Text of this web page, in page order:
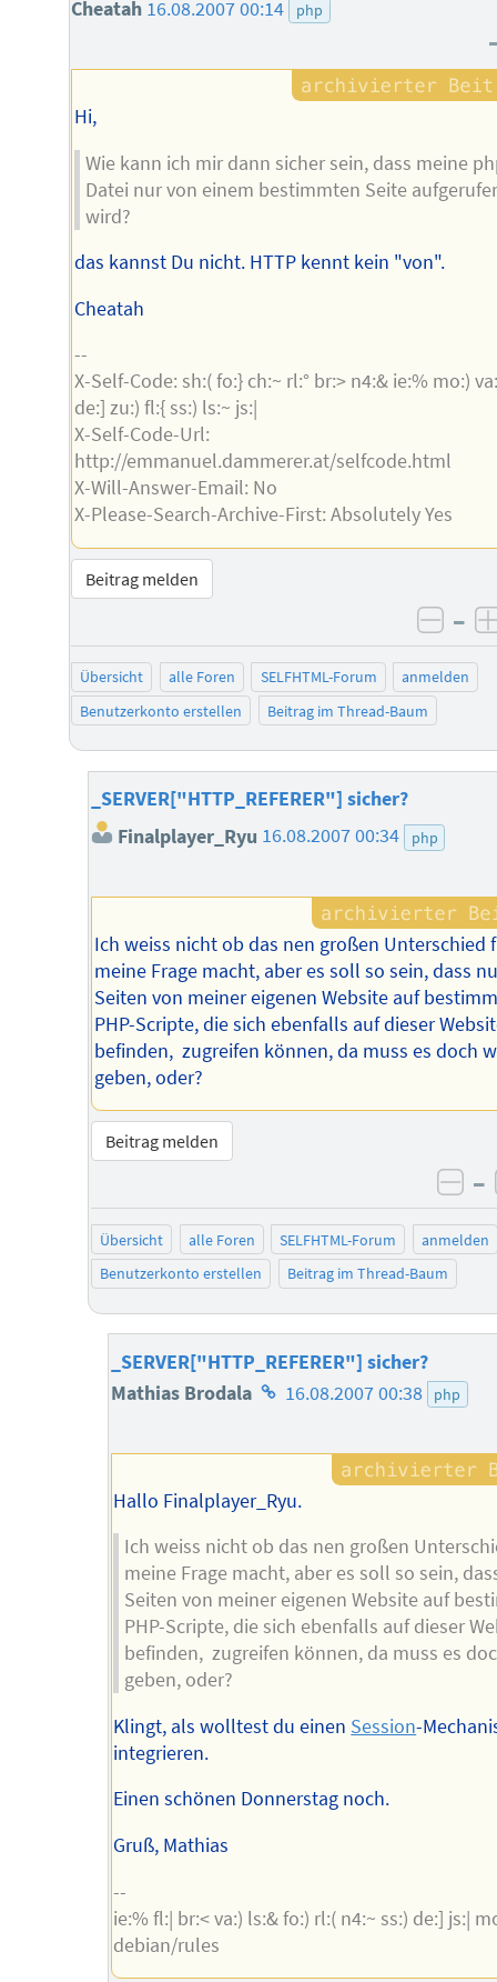
Cheatah 16.08.2007 00:14 php
Hi,
Wie kann ich mir dann sicher sein, dass meine
Datei nur von einem bestimmten Seite
wird?
das kannst Du nicht. HTTP kennt kein "von".
Cheatah
--
X-Self-Code: sh:( fo:} ch:~ rl:° br:> n4:& ie:% mo:)
de:] zu:) fl:{ ss:) ls:~ js:|
X-Self-Code-Url:
http://emmanuel.dammerer.at/selfcode.html
X-Will-Answer-Email: No
X-Please-Search-Archive-First: Absolutely Yes
Beitrag melden
–
Übersicht alle Foren SELFHTML-Forum
anmelden
Benutzerkonto erstellen
Beitrag im Thread-Baum
_SERVER["HTTP_REFERER"] sicher?
Finalplayer_Ryu 16.08.2007 00:34 php
Ich weiss nicht ob das nen großen Unterschied
meine Frage macht, aber es soll so sein, dass
Seiten von meiner eigenen Website auf
PHP-Scripte, die sich ebenfalls auf dieser
befinden, zugreifen können, da muss es doch
geben, oder?
Beitrag melden
–
Übersicht alle Foren SELFHTML-Forum
anmelden
Benutzerkonto erstellen
Beitrag im Thread-Baum
_SERVER["HTTP_REFERER"] sicher?
Mathias Brodala Homepage
Autors
16.08.2007 00:38 php
Hallo Finalplayer_Ryu.
Ich weiss nicht ob das nen großen
meine Frage macht, aber es soll so sein,
Seiten von meiner eigenen Website auf
PHP-Scripte, die sich ebenfalls auf dieser
befinden, zugreifen können, da muss es
geben, oder?
Klingt, als wolltest du einen Session-
integrieren.
Einen schönen Donnerstag noch.
Gruß, Mathias
--
ie:% fl:| br:< va:) ls:& fo:) rl:( n4:~ ss:) de:] js:|
debian/rules